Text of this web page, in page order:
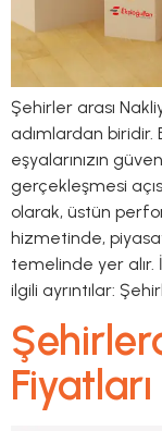
Şehirler arası
adımlardan
eşyalarınızın
gerçekleşmesi
olarak, üstün
hizmetinde,
temelinde yer
ilgili ayrıntılar: